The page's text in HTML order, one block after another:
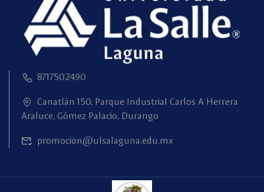
8717502490
Canatlán 150, Parque Industrial Carlos A Herrera
Araluce, Gómez Palacio, Durango
promocion@ulsalaguna.edu.mx